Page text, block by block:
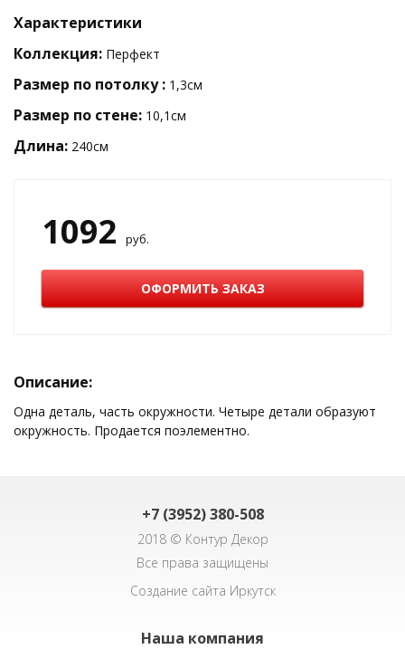
Характеристики
Коллекция: Перфект
Размер по потолку : 1,3см
Размер по стене: 10,1см
Длина: 240см
1092 руб.
ОФОРМИТЬ ЗАКАЗ
Описание:
Одна деталь, часть окружности. Четыре детали образуют
окружность. Продается поэлементно.
+7 (3952) 380-508
2018 © Контур Декор
Все права защищены
Создание сайта Иркутск
Наша компания